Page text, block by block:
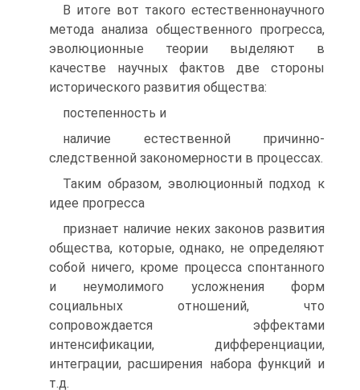
В итоге вот такого естественнонаучного
метода анализа общественного прогресса,
эволюционные теории выделяют в
качестве научных фактов две стороны
исторического развития общества:
постепенность и
наличие естественной причинно-
следственной закономерности в процессах.
Таким образом, эволюционный подход к
идее прогресса
признает наличие неких законов развития
общества, которые, однако, не определяют
собой ничего, кроме процесса спонтанного
и неумолимого усложнения форм
социальных отношений, что
сопровождается эффектами
интенсификации, дифференциации,
интеграции, расширения набора функций и
т.д.